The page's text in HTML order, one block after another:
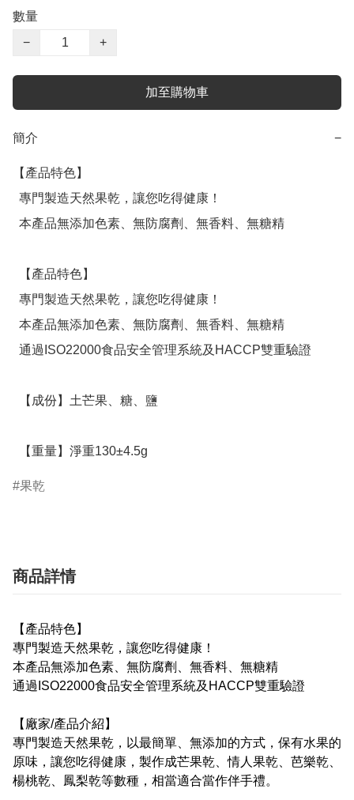
數量
−
+
加至購物車
簡介 −
【產品特色】
  【重量】淨重130±4.5g
果乾
商品詳情
【產品特色】
專門製造天然果乾，讓您吃得健康！
本產品無添加色素、無防腐劑、無香料、無糖精
通過ISO22000食品安全管理系統及HACCP雙重驗證
【廠家/產品介紹】
專門製造天然果乾，以最簡單、無添加的方式，保有水果的
原味，讓您吃得健康，製作成芒果乾、情人果乾、芭樂乾、
楊桃乾、鳳梨乾等數種，相當適合當作伴手禮。